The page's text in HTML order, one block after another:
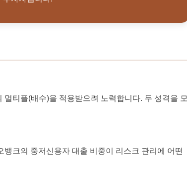
티플(배수)을 적용받으려 노력합니다. 두 성격을 모
크의 중저신용자 대출 비중이 리스크 관리에 어떤